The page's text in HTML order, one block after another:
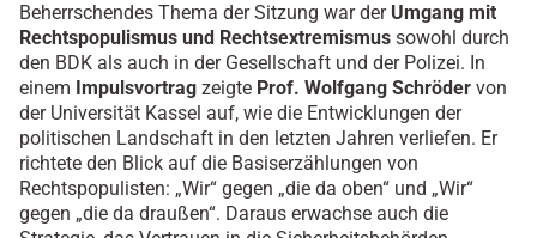
Beherrschendes Thema der Sitzung war der Umgang mit
Rechtspopulismus und Rechtsextremismus sowohl durch
den BDK als auch in der Gesellschaft und der Polizei. In
einem Impulsvortrag zeigte Prof. Wolfgang Schröder von
der Universität Kassel auf, wie die Entwicklungen der
politischen Landschaft in den letzten Jahren verliefen. Er
richtete den Blick auf die Basiserzählungen von
Rechtspopulisten: „Wir“ gegen „die da oben“ und „Wir“
gegen „die da draußen“. Daraus erwachse auch die